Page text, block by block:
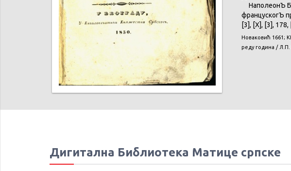
НаполеонЪ
францускогЪ
[3], [X], [3], 178,
Новаковић 1661;
реду година / Л.П.
Дигитална Библиотека Матице српске